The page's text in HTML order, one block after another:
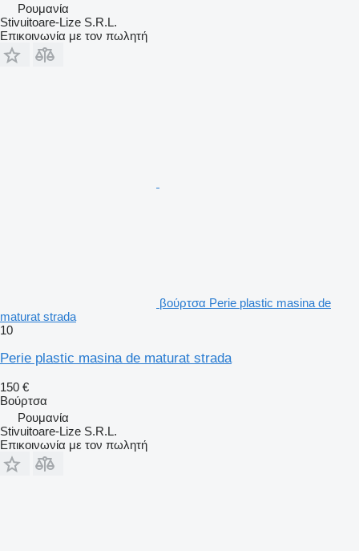
Ρουμανία
Stivuitoare-Lize S.R.L.
Επικοινωνία με τον πωλητή
βούρτσα Perie plastic masina de
maturat strada
10
Perie plastic masina de maturat strada
150 €
Βούρτσα
Ρουμανία
Stivuitoare-Lize S.R.L.
Επικοινωνία με τον πωλητή